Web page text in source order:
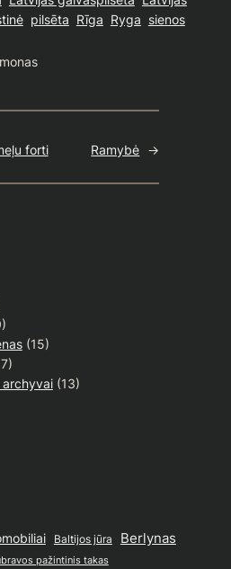
pilsēta Rīga Ryga sienos
forti Ramybė →
(15)
archyvai(13)
Baltijos jūra
Berlynas
pažintinis takas